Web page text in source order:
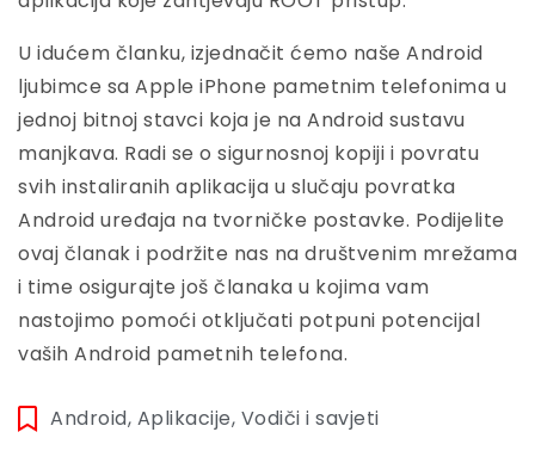
U idućem članku, izjednačit ćemo naše Android
ljubimce sa Apple iPhone pametnim telefonima u
jednoj bitnoj stavci koja je na Android sustavu
manjkava. Radi se o sigurnosnoj kopiji i povratu
svih instaliranih aplikacija u slučaju povratka
Android uređaja na tvorničke postavke. Podijelite
ovaj članak i podržite nas na društvenim mrežama
i time osigurajte još članaka u kojima vam
nastojimo pomoći otključati potpuni potencijal
vaših Android pametnih telefona.
Android, Aplikacije, Vodiči i savjeti